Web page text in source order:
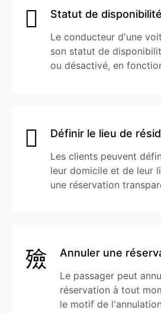
Statut de
Le conducteur d'une
son statut de
ou désactivé, en
Définir le lieu de
Les clients peuvent
leur domicile et de leur
une réservation
Annuler une
Le passager peut
réservation à tout
le motif de